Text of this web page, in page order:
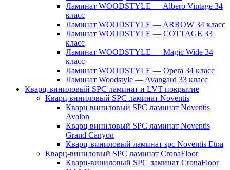
Ламинат WOODSTYLE — Albero Vintage 34
класс
Ламинат WOODSTYLE — ARROW 34 класс
Ламинат WOODSTYLE — COTTAGE 33
класс
Ламинат WOODSTYLE — Magic Wide 34
класс
Ламинат WOODSTYLE — Opera 34 класс
Ламинат Woodstyle — Avangard 33 класс
Кварц-виниловый SPC ламинат и LVT покрытие
Кварц виниловый SPC ламинат Noventis
Кварц виниловый SPC ламинат Noventis
Avalon
Кварц виниловый SPC ламинат Noventis
Grand Canyon
Кварц-виниловый ламинат spc Noventis Etna
Кварц-виниловый SPC ламинат CronaFloor
Кварц-виниловый SPC ламинат CronaFloor